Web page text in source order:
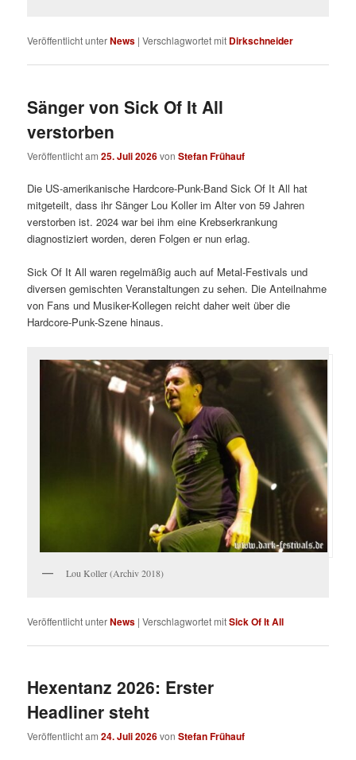
Veröffentlicht unterNews |Verschlagwortet mit Dirkschneider
Sänger von Sick Of It All
verstorben
Veröffentlicht am25. Juli 2026vonStefan Frühauf
Die US-amerikanische Hardcore-Punk-Band Sick Of It All hat
mitgeteilt, dass ihr Sänger Lou Koller im Alter von 59 Jahren
verstorben ist. 2024 war bei ihm eine Krebserkrankung
diagnostiziert worden, deren Folgen er nun erlag.
Sick Of It All waren regelmäßig auch auf Metal-Festivals und
diversen gemischten Veranstaltungen zu sehen. Die Anteilnahme
von Fans und Musiker-Kollegen reicht daher weit über die
Hardcore-Punk-Szene hinaus.
Lou Koller (Archiv 2018)
Veröffentlicht unterNews |Verschlagwortet mitSick Of It All
Hexentanz 2026: Erster
Headliner steht
Veröffentlicht am24. Juli 2026vonStefan Frühauf